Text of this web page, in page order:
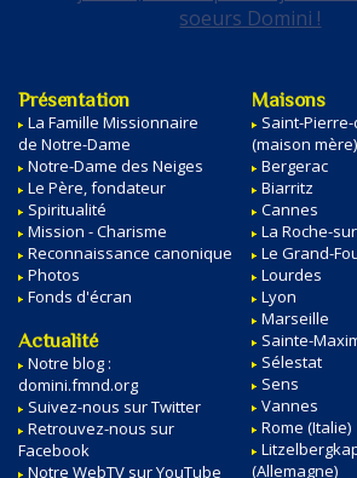
Présentation
La Famille Missionnaire
de Notre-Dame
Notre-Dame des Neiges
Le Père, fondateur
Spiritualité
Mission - Charisme
Reconnaissance canonique
Photos
Fonds d'écran
Actualité
Notre blog :
domini.fmnd.org
Suivez-nous sur Twitter
Retrouvez-nous sur
Facebook
Notre WebTV sur YouTube
Maisons
Saint-
(maison mère)
Bergerac
Biarritz
Cannes
La Roche-
Le Grand-
Lourdes
Lyon
Marseille
Sainte-
Sélestat
Sens
Vannes
Rome (Italie)
(Allemagne)